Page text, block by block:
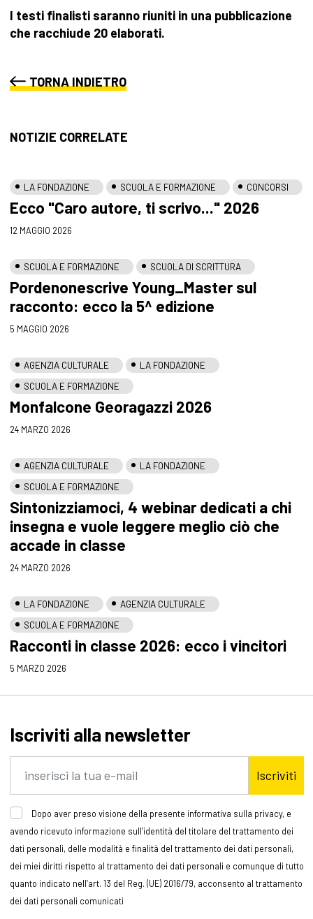
I testi finalisti saranno riuniti in una pubblicazione
che racchiude 20 elaborati.
TORNA INDIETRO
NOTIZIE CORRELATE
LA FONDAZIONE SCUOLA E FORMAZIONE CONCORSI
Ecco "Caro autore, ti scrivo..." 2026
12 MAGGIO 2026
SCUOLA E FORMAZIONE SCUOLA DI SCRITTURA
Pordenonescrive Young_Master sul
racconto: ecco la 5^ edizione
5 MAGGIO 2026
AGENZIA CULTURALE
LA FONDAZIONE
SCUOLA E FORMAZIONE
Monfalcone Georagazzi 2026
24 MARZO 2026
AGENZIA CULTURALE
LA FONDAZIONE
SCUOLA E FORMAZIONE
Sintonizziamoci, 4 webinar dedicati a chi
insegna e vuole leggere meglio ciò che
accade in classe
24 MARZO 2026
LA FONDAZIONE
AGENZIA CULTURALE
SCUOLA E FORMAZIONE
Racconti in classe 2026: ecco i vincitori
5 MARZO 2026
Iscriviti alla newsletter
Iscriviti
Dopo aver preso visione della presente informativa sulla privacy, e
avendo ricevuto informazione sull’identità del titolare del trattamento dei
dati personali, delle modalità e finalità del trattamento dei dati personali,
dei miei diritti rispetto al trattamento dei dati personali e comunque di tutto
quanto indicato nell’art. 13 del Reg. (UE) 2016/79, acconsento al trattamento
dei dati personali comunicati